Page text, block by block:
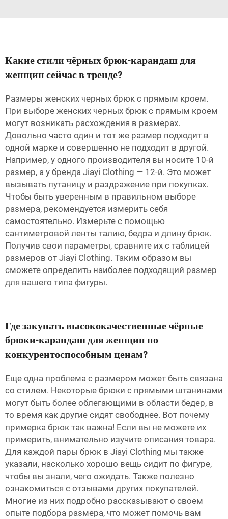
Какие стили чёрных брюк-карандаш для
женщин сейчас в тренде?
Размеры женских черных брюк с прямым кроем.
При выборе женских черных брюк с прямым кроем
могут возникать расхождения в размерах.
Довольно часто один и тот же размер подходит в
одной марке и совершенно не подходит в другой.
Например, у одного производителя вы носите 10-й
размер, а у бренда Jiayi Clothing — 12-й. Это может
вызывать путаницу и раздражение при покупках.
Чтобы быть уверенным в правильном выборе
размера, рекомендуется измерить себя
самостоятельно. Измерьте с помощью
сантиметровой ленты талию, бедра и длину брюк.
Получив свои параметры, сравните их с таблицей
размеров от Jiayi Clothing. Таким образом вы
сможете определить наиболее подходящий размер
для вашего типа фигуры.
Где закупать высококачественные чёрные
брюки-карандаш для женщин по
конкурентоспособным ценам?
Еще одна проблема с размером может быть связана
со стилем. Некоторые брюки с прямыми штанинами
могут быть более облегающими в области бедер, в
то время как другие сидят свободнее. Вот почему
примерка брюк так важна! Если вы не можете их
примерить, внимательно изучите описания товара.
Для каждой пары брюк в Jiayi Clothing мы также
указали, насколько хорошо вещь сидит по фигуре,
чтобы вы знали, чего ожидать. Также полезно
ознакомиться с отзывами других покупателей.
Многие из них подробно рассказывают о своем
опыте подбора размера, что может помочь вам